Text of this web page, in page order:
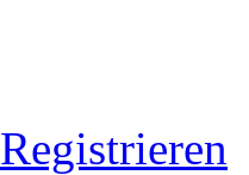
Registrieren